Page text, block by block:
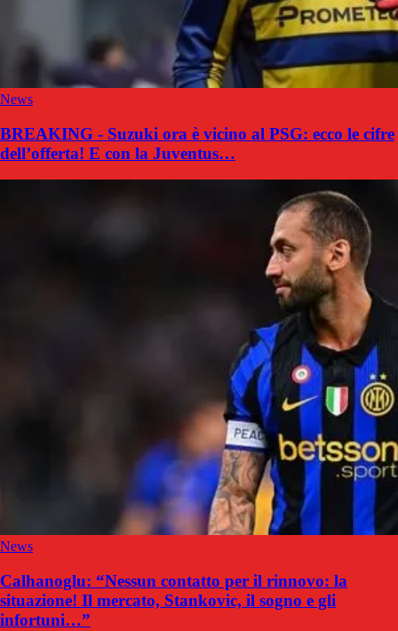
News
BREAKING - Suzuki ora è vicino al PSG: ecco le cifre
dell’offerta! E con la Juventus…
News
Calhanoglu: “Nessun contatto per il rinnovo: la
situazione! Il mercato, Stankovic, il sogno e gli
infortuni…”